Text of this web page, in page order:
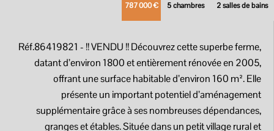
787 000 € 5 chambres 2 salles de bains
Réf.86419821 - !! VENDU !! Découvrez cette superbe ferme,
datant d’environ 1800 et entièrement rénovée en 2005,
offrant une surface habitable d’environ 160 m². Elle
présente un important potentiel d’aménagement
supplémentaire grâce à ses nombreuses dépendances,
granges et étables. Située dans un petit village rural et